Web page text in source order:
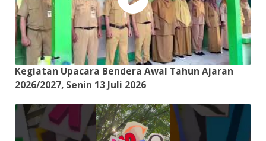
Kegiatan Upacara Bendera Awal Tahun Ajaran
2026/2027, Senin 13 Juli 2026